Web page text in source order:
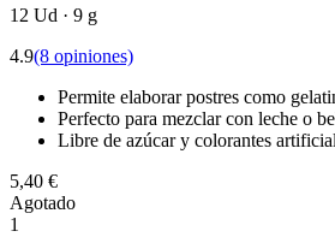
12 Ud · 9 g
4.9(8 opiniones)
Permite elaborar postres como
Perfecto para mezclar con leche o
Libre de azúcar y colorantes
5,40 €
Agotado
1